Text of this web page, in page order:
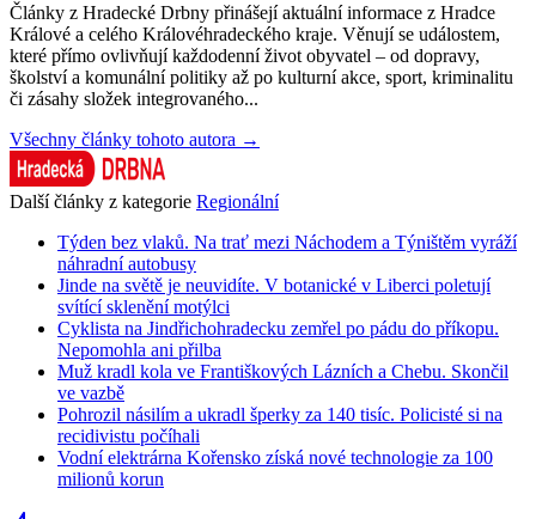
Články z Hradecké Drbny přinášejí aktuální informace z Hradce
Králové a celého Královéhradeckého kraje. Věnují se událostem,
které přímo ovlivňují každodenní život obyvatel – od dopravy,
školství a komunální politiky až po kulturní akce, sport, kriminalitu
či zásahy složek integrovaného...
Všechny články tohoto autora →
Další články z kategorie Regionální
Týden bez vlaků. Na trať mezi Náchodem a Týništěm vyráží
náhradní autobusy
Jinde na světě je neuvidíte. V botanické v Liberci poletují
svítící sklenění motýlci
Cyklista na Jindřichohradecku zemřel po pádu do příkopu.
Nepomohla ani přilba
Muž kradl kola ve Františkových Lázních a Chebu. Skončil
ve vazbě
Pohrozil násilím a ukradl šperky za 140 tisíc. Policisté si na
recidivistu počíhali
Vodní elektrárna Kořensko získá nové technologie za 100
milionů korun